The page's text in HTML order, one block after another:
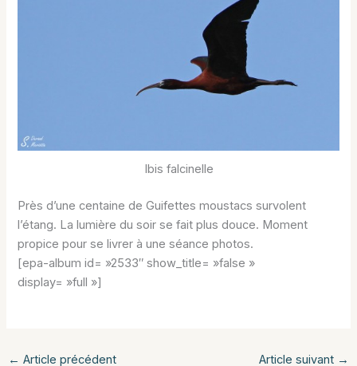
Ibis falcinelle
Près d’une centaine de Guifettes moustacs survolent
l’étang. La lumière du soir se fait plus douce. Moment
propice pour se livrer à une séance photos.
[epa-album id= »2533″ show_title= »false »
display= »full »]
← Article précédent Article suivant →